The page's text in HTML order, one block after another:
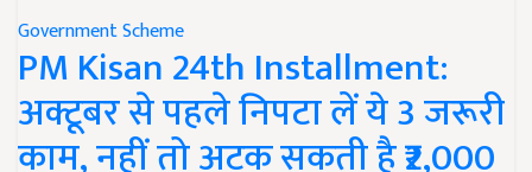
Government Scheme
PM Kisan 24th Installment:
अक्टूबर से पहले निपटा लें ये 3 जरूरी
काम, नहीं तो अटक सकती है ₹2,000